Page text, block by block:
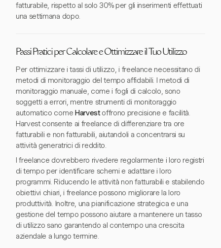
fatturabile, rispetto al solo 30% per gli inserimenti effettuati
una settimana dopo.
Passi Pratici per Calcolare e Ottimizzare il Tuo Utilizzo
Per ottimizzare i tassi di utilizzo, i freelance necessitano di
metodi di monitoraggio del tempo affidabili. I metodi di
monitoraggio manuale, come i fogli di calcolo, sono
soggetti a errori, mentre strumenti di monitoraggio
automatico come Harvestoffrono precisione e facilità.
Harvest consente ai freelance di differenziare tra ore
fatturabili e non fatturabili, aiutandoli a concentrarsi su
attività generatrici di reddito.
I freelance dovrebbero rivedere regolarmente i loro registri
di tempo per identificare schemi e adattare i loro
programmi. Riducendo le attività non fatturabili e stabilendo
obiettivi chiari, i freelance possono migliorare la loro
produttività. Inoltre, una pianificazione strategica e una
gestione del tempo possono aiutare a mantenere un tasso
di utilizzo sano garantendo al contempo una crescita
aziendale a lungo termine.